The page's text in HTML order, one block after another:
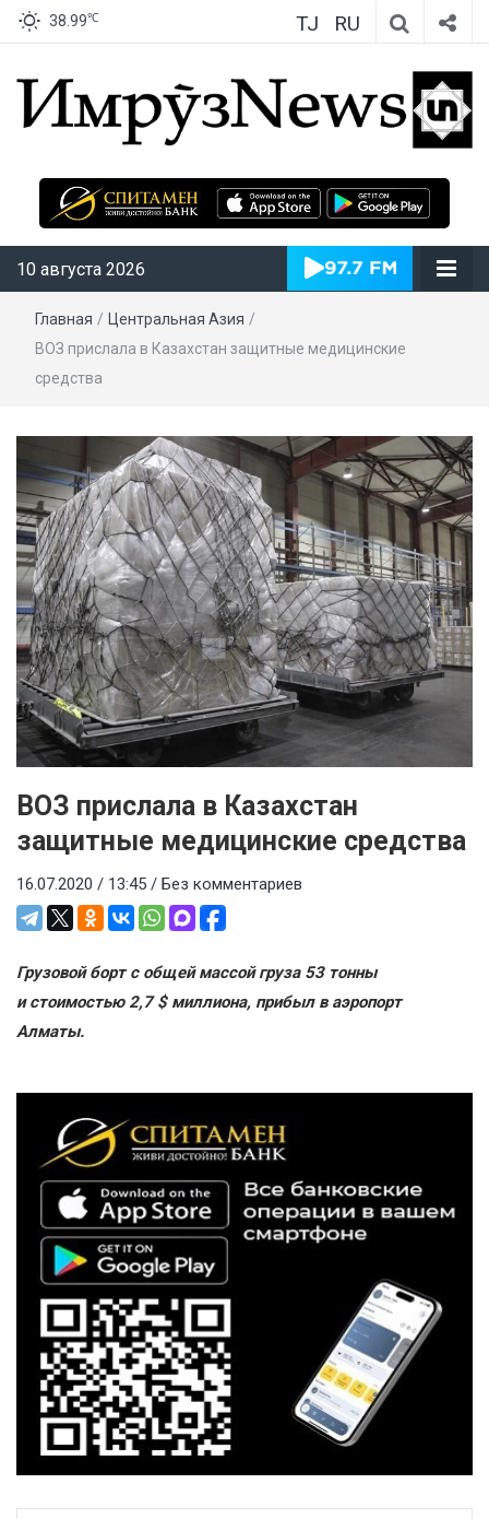
38.99℃ TJ RU
ИмрӯзNews
10 августа 2026
Главная / Центральная Азия /
ВОЗ прислала в Казахстан защитные медицинские
средства
ВОЗ прислала в Казахстан
защитные медицинские средства
16.07.2020 / 13:45 / Без комментариев
Грузовой борт с общей массой груза 53 тонны
и стоимостью 2,7 $ миллиона, прибыл в аэропорт
Алматы.